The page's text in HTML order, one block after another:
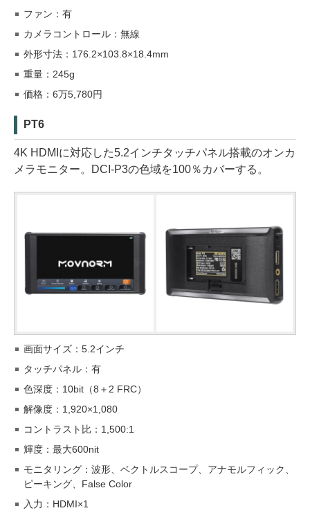
ファン：有
カメラコントロール：無線
外形寸法：176.2×103.8×18.4mm
重量：245g
価格：6万5,780円
PT6
4K HDMIに対応した5.2インチタッチパネル搭載のオンカ
メラモニター。DCI-P3の色域を100％カバーする。
画面サイズ：5.2インチ
タッチパネル：有
色深度：10bit（8＋2 FRC）
解像度：1,920×1,080
コントラスト比：1,500:1
輝度：最大600nit
モニタリング：波形、ベクトルスコープ、アナモルフィック、
ピーキング、False Color
入力：HDMI×1